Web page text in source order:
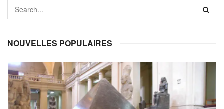
NOUVELLES POPULAIRES